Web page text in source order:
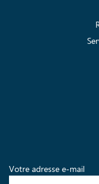
Votre adresse e-mail